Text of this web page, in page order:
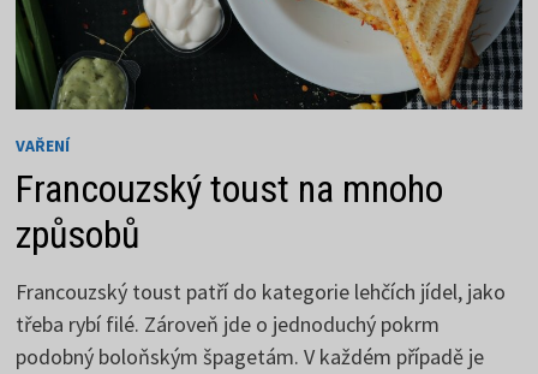
VAŘENÍ
Francouzský toust na mnoho
způsobů
Francouzský toust patří do kategorie lehčích jídel, jako
třeba rybí filé. Zároveň jde o jednoduchý pokrm
podobný boloňským špagetám. V každém případě je